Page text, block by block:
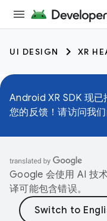
UI DESIGN XR
Android XR SDK 现
您的反馈！请访问我
Google 会使用 AI 技
译可能包含错误。